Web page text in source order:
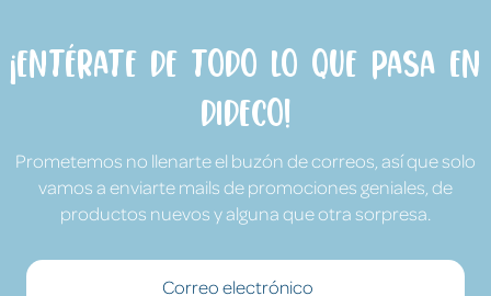
¡Entérate de todo lo que pasa en
Dideco!
Prometemos no llenarte el buzón de correos, así que solo
vamos a enviarte mails de promociones geniales, de
productos nuevos y alguna que otra sorpresa.